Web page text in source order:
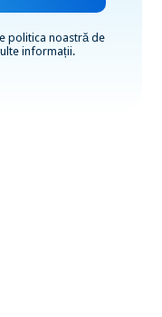
politica noastră de
informații.